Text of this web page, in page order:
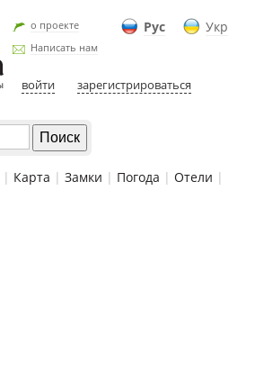
Рус Укр
о проекте
Написать нам
войти зарегистрироваться
| Карта | Замки | Погода | Отели |